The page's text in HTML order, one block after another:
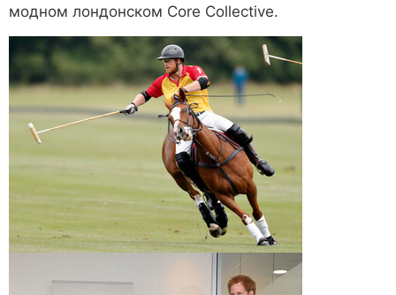
модном лондонском Core Collective.